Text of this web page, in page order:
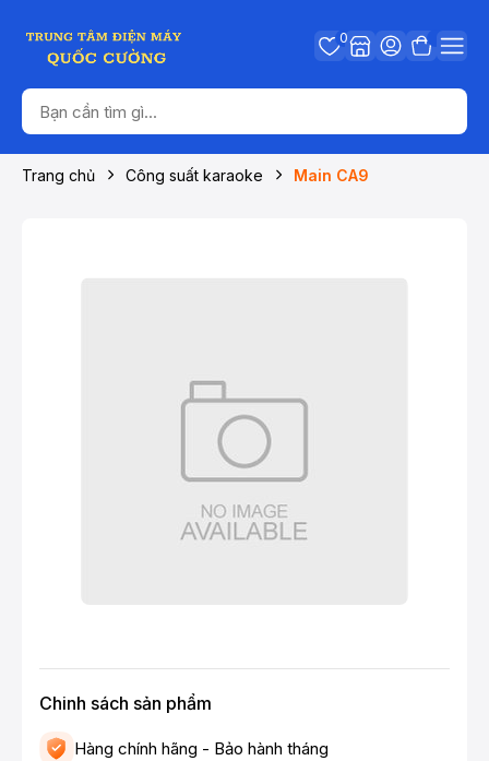
0
Trang chủ Công suất karaoke Main CA9
Chinh sách sản phẩm
Hàng chính hãng - Bảo hành tháng